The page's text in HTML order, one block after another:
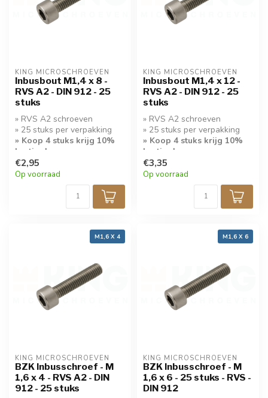
KING MICROSCHROEVEN
Inbusbout M1,4 x 8 -
RVS A2 - DIN 912 - 25
stuks
» RVS A2 schroeven
» 25 stuks per verpakking
» Koop 4 stuks krijg 10%
korting!
€2,95
Op voorraad
KING MICROSCHROEVEN
Inbusbout M1,4 x 12 -
RVS A2 - DIN 912 - 25
stuks
» RVS A2 schroeven
» 25 stuks per verpakking
» Koop 4 stuks krijg 10%
korting!
€3,35
Op voorraad
M1,6 X 4
KING MICROSCHROEVEN
BZK Inbusschroef - M
1,6 x 4 - RVS A2 - DIN
912 - 25 stuks
M1,6 X 6
KING MICROSCHROEVEN
BZK Inbusschroef - M
1,6 x 6 - 25 stuks - RVS -
DIN 912